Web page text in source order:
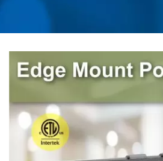
VON
| AHOKU